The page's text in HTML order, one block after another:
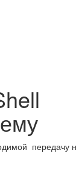
передачу